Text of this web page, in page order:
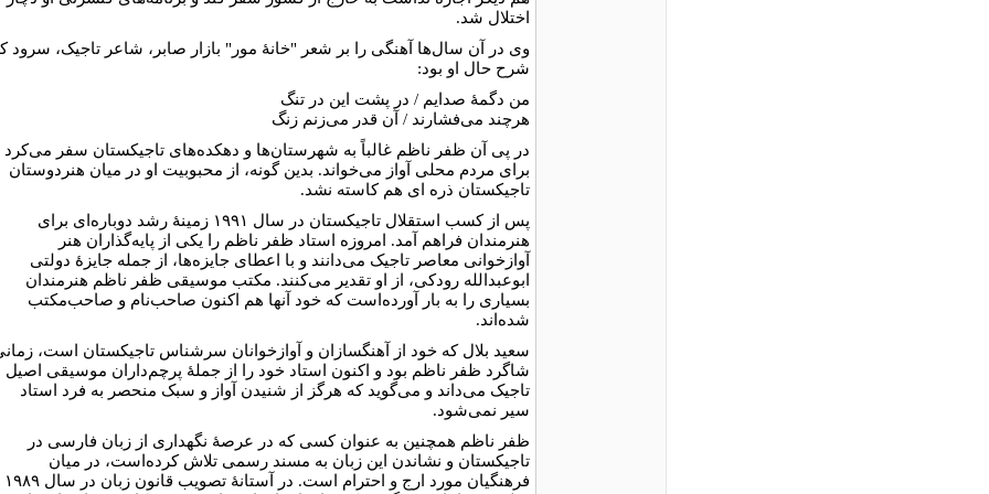
اختلال شد.
وی در آن سال‌ها آهنگی را بر شعر "خانۀ مور" بازار صابر، شاعر تاجیک، سرود
شرح حال او بود:
من دگمۀ صدایم / در پشت این در تنگ
هرچند می‌فشارند / آن قدر می‌زنم زنگ
در پی آن ظفر ناظم غالباً به شهرستان‌ها و دهکده‌های تاجیکستان سفر می‌کرد
برای مردم محلی آواز می‌خواند. بدین گونه، از محبوبیت او در میان هنردوستان
تاجیکستان ذره ای هم کاسته نشد.
پس از کسب استقلال تاجیکستان در سال ۱۹۹۱ زمینۀ رشد دوباره‌ای برای
هنرمندان فراهم آمد. امروزه استاد ظفر ناظم را یکی از پایه‌گذاران هنر
آوازخوانی معاصر تاجیک می‌دانند و با اعطای جایزه‌ها، از جمله جایزۀ دولتی
ابوعبدالله رودکی، از او تقدیر می‌کنند. مکتب موسیقی ظفر ناظم هنرمندان
بسیاری را به بار آورده‌است که خود آنها هم اکنون صاحب‌نام و صاحب‌مکتب
شده‌اند.
سعید بلال که خود از آهنگسازان و آوازخوانان سرشناس تاجیکستان است،
شاگرد ظفر ناظم بود و اکنون استاد خود را از جملۀ پرچم‌داران موسیقی اصیل
تاجیک می‌داند و می‌گوید که هرگز از شنیدن آواز و سبک منحصر به فرد استاد
سیر نمی‌شود.
ظفر ناظم همچنین به عنوان کسی که در عرصۀ نگهداری از زبان فارسی در
تاجیکستان و نشاندن این زبان به مسند رسمی تلاش کرده‌است، در میان
فرهنگیان مورد ارج و احترام است. در آستانۀ تصویب قانون زبان در سال ۱۹۸۹